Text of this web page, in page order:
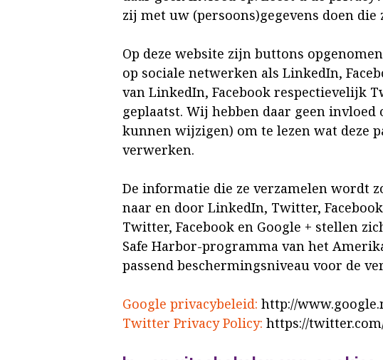
zij met uw (persoons)gegevens doen
Op deze website zijn buttons
op sociale netwerken als LinkedIn,
van LinkedIn, Facebook respectievelijk
geplaatst. Wij hebben daar geen
kunnen wijzigen) om te lezen wat deze
verwerken.
De informatie die ze verzamelen wordt
naar en door LinkedIn, Twitter,
Twitter, Facebook en Google + stellen
Safe Harbor-programma van het
passend beschermingsniveau voor de
Google privacybeleid: http://
Twitter Privacy Policy: https://